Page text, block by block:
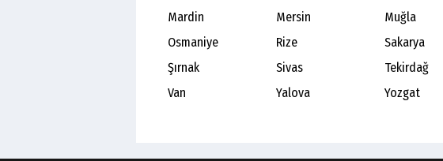
Mardin
Mersin Muğla
Osmaniye
Rize Sakarya
Şırnak
Sivas Tekirdağ
Van
Yalova Yozgat